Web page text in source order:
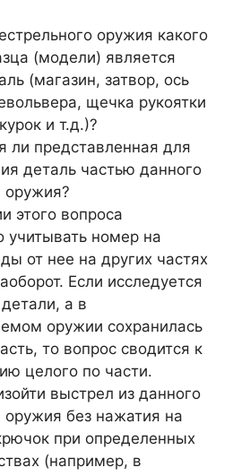
оружия какого
(модели) является
(магазин, затвор, ось
щечка рукоятки
и т.д.)?
ли представленная для
деталь частью данного
оружия?
этого вопроса
учитывать номер на
от нее на других частях
Если исследуется
а в
оружии сохранилась
то вопрос сводится к
целого по части.
выстрел из данного
оружия без нажатия на
при определенных
(например, в